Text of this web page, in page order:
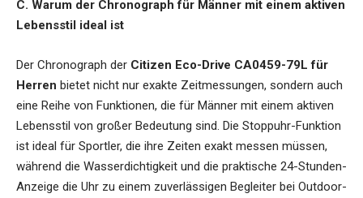
C. Warum der Chronograph für Männer mit einem aktiven
Lebensstil ideal ist
Der Chronograph der Citizen Eco-Drive CA0459-79L für
Herren bietet nicht nur exakte Zeitmessungen, sondern auch
eine Reihe von Funktionen, die für Männer mit einem aktiven
Lebensstil von großer Bedeutung sind. Die Stoppuhr-Funktion
ist ideal für Sportler, die ihre Zeiten exakt messen müssen,
während die Wasserdichtigkeit und die praktische 24-Stunden-
Anzeige die Uhr zu einem zuverlässigen Begleiter bei Outdoor-